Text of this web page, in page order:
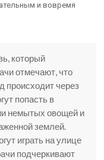
и вовремя
который
отмечают, что
происходит через
попасть в
немытых овощей и
землей.
играть на улице
подчеркивают